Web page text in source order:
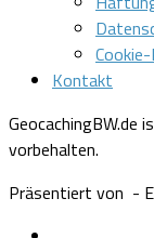
Kontakt
GeocachingBW.de
vorbehalten.
Präsentiert von -